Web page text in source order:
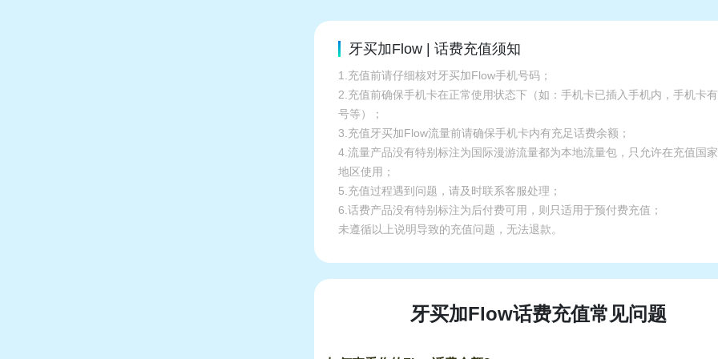
牙买加Flow | 话费充值须知
1.充值前请仔细核对牙买加Flow手机号码；
2.充值前确保手机卡在正常使用状态下（如：手机卡已插入手机内，手机卡
号等）；
3.充值牙买加Flow流量前请确保手机卡内有充足话费余额；
4.流量产品没有特别标注为国际漫游流量都为本地流量包，只允许在充值国
地区使用；
5.充值过程遇到问题，请及时联系客服处理；
6.话费产品没有特别标注为后付费可用，则只适用于预付费充值；
未遵循以上说明导致的充值问题，无法退款。
牙买加Flow话费充值常见问题